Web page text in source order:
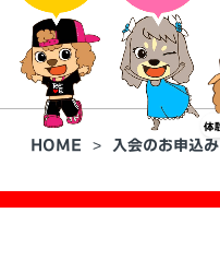
HOME 入会のお申込み